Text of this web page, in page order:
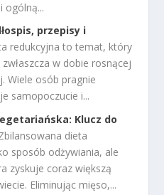
ogólną...
przepisy i
redukcyjna to temat, który
w dobie rosnącej
Wiele osób pragnie
samopoczucie i...
Klucz do
dieta
sposób odżywiania, ale
zyskuje coraz większą
Eliminując mięso,...